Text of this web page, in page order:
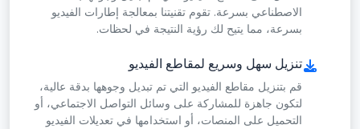
الاصطناعي بسرعة. تقوم تقنيتنا بمعالجة إطارات الفيديو
بسرعة، مما يتيح لك رؤية النتيجة في لحظات.
تنزيل سهل وسريع لمقاطع الفيديو
قم بتنزيل مقاطع الفيديو التي تم تبديل وجوهها بدقة عالية،
لتكون جاهزة للمشاركة على وسائل التواصل الاجتماعي، أو
التحميل على المنصات، أو استخدامها في تعديلات الفيديو